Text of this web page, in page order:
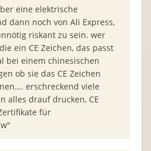
eine elektrische
dann noch von Ali Express,
riskant zu sein. wer
ein CE Zeichen, das passt
bei einem chinesischen
ob sie das CE Zeichen
erschreckend viele
alles drauf drucken, CE
für